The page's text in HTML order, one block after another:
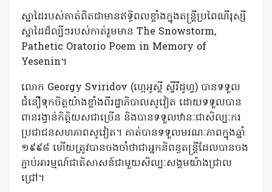
ស្នាដៃរបស់គាត់ពិតជាមានឥទ្ធិពលខ្លាំងក្នុងតន្ត្រីប្រពៃណីរុស្សី
ស្នាដៃដ៏ល្បីៗរបស់កាត់រួមមាន The Snowstorm,
Pathetic Oratorio Poem in Memory of
Yesenin។
លោក Georgy Sviridov (ហ្កេអូស្គី ស្វីរីដូហ្វ) បានទទួល
ជំនឿទុកចិត្តយ៉ាងខ្លាំងពីរដ្ឋាភិបាលសូវៀត ដោយទទួលបាន
ពានរង្វាន់កិត្តិយសជាច្រើន និងបានទទួលឋានៈជាសិល្បៈករ
ប្រជាជនសហភាពសូវៀត។ គាត់បានទទួលមរណៈភាពក្នុងឆ្នាំ
១៩៩៨ ហើយត្រូវបានចងចាំថាជាអ្នកនិពន្ធតន្ត្រីដែលបានចង
ភ្ជាប់អារម្មណ៍ជាតិសាសន៍ជាមួយសិល្បៈសង្គមយ៉ាងជ្រាល
ជ្រៅ។